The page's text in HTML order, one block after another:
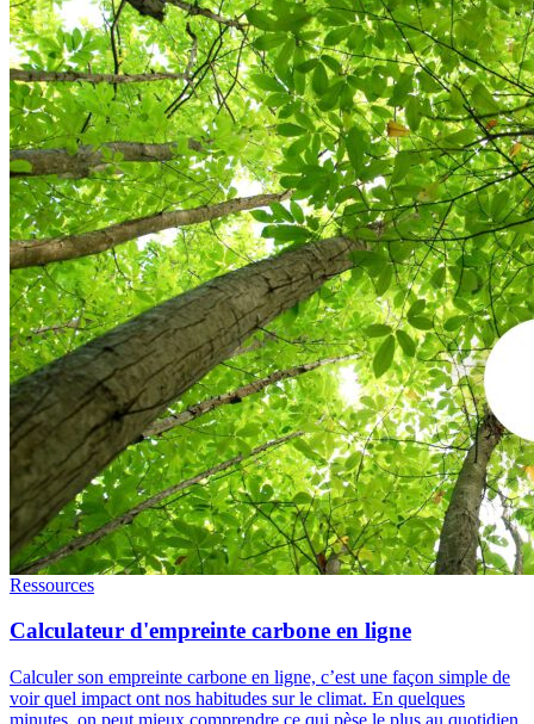
Ressources
Calculateur d'empreinte carbone en ligne
Calculer son empreinte carbone en ligne, c’est une façon simple de
voir quel impact ont nos habitudes sur le climat. En quelques